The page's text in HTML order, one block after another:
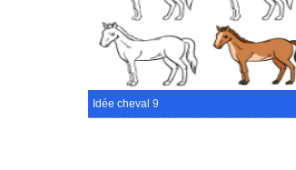
Idée cheval 9